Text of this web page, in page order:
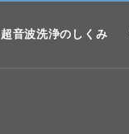
超音波洗浄のしくみ